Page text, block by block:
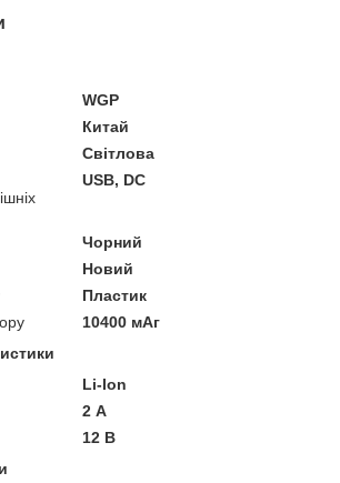
WGP
Китай
Світлова
USB, DC
Чорний
Новий
Пластик
10400 мАг
Li-Ion
2 А
12 В